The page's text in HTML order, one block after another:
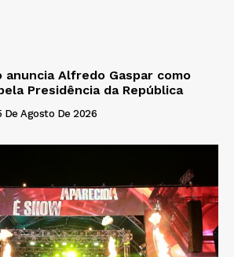
anuncia Alfredo Gaspar como
Presidência da República
De Agosto De 2026